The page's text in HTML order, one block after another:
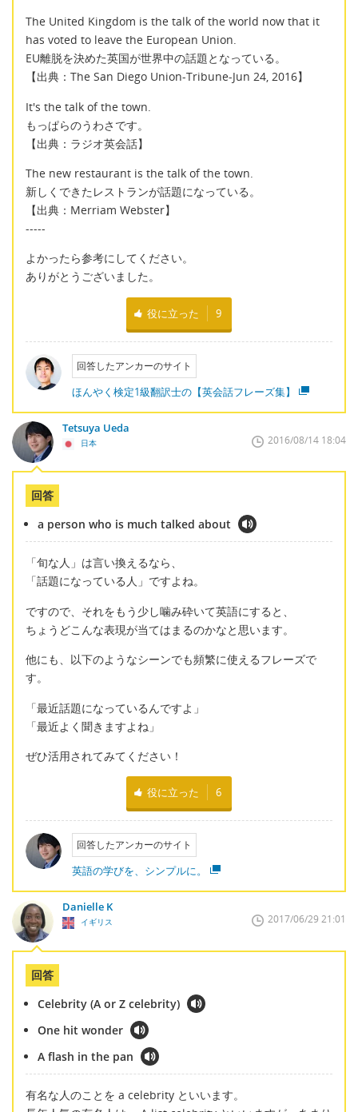
The United Kingdom is the talk of the world now that it
has voted to leave the European Union.
EU離脱を決めた英国が世界中の話題となっている。
【出典：The San Diego Union-Tribune-Jun 24, 2016】
It's the talk of the town.
もっぱらのうわさです。
【出典：ラジオ英会話】
The new restaurant is the talk of the town.
新しくできたレストランが話題になっている。
【出典：Merriam Webster】
-----
よかったら参考にしてください。
ありがとうございました。
役に立った 9
回答したアンカーのサイト
ほんやく検定1級翻訳士の【英会話フレーズ集】
Tetsuya Ueda
日本 2016/08/14 18:04
回答
a person who is much talked about
「旬な人」は言い換えるなら、
「話題になっている人」ですよね。
ですので、それをもう少し噛み砕いて英語にすると、
ちょうどこんな表現が当てはまるのかなと思います。
他にも、以下のようなシーンでも頻繁に使えるフレーズで
す。
「最近話題になっているんですよ」
「最近よく聞きますよね」
ぜひ活用されてみてください！
役に立った 6
回答したアンカーのサイト
英語の学びを、シンプルに。
Danielle K
イギリス 2017/06/29 21:01
回答
Celebrity (A or Z celebrity)
One hit wonder
A flash in the pan
有名な人のことを a celebrity といいます。